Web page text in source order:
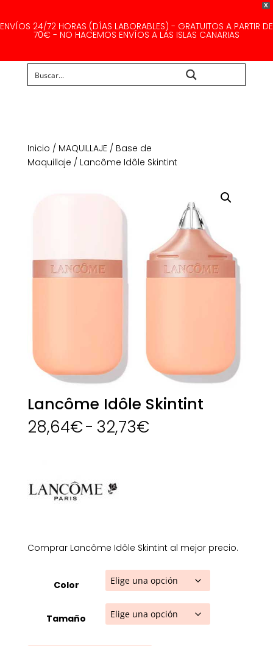
X
ENVÍOS 24/72 HORAS (DÍAS LABORABLES) - GRATUITOS A PARTIR DE
70€ - NO HACEMOS ENVÍOS A LAS ISLAS CANARIAS
Inicio / MAQUILLAJE/ Base de
Maquillaje / Lancôme Idôle Skintint
Lancôme Idôle Skintint
28,64€- 32,73€Rango
Comprar Lancôme Idôle Skintint al mejor precio.
Color
Tamaño